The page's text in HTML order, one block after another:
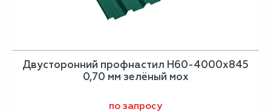
Двусторонний профнастил Н60-4000х845
0,70 мм зелёный мох
по запросу